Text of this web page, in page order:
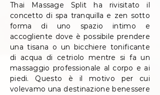
Thai Massage Split ha rivisitato il
concetto di spa tranquilla e zen sotto
forma di uno spazio intimo e
accogliente dove è possibile prendere
una tisana o un bicchiere tonificante
di acqua di cetriolo mentre si fa un
massaggio professionale al corpo e ai
piedi. Questo è il motivo per cui
volevamo una destinazione benessere